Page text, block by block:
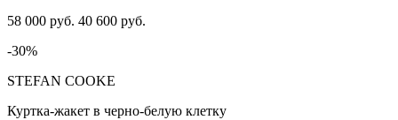
58 000 руб. 40 600 руб.
-30%
STEFAN COOKE
Куртка-жакет в черно-белую клетку